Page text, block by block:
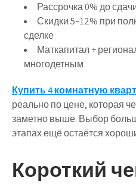
Рассрочка 0% до
Скидки 5–12% при
сделке
Маткапитал +
многодетным
Купить 4 комнатную
реально по цене, которая
заметно выше. Выбор
этапах ещё остаётся
Короткий